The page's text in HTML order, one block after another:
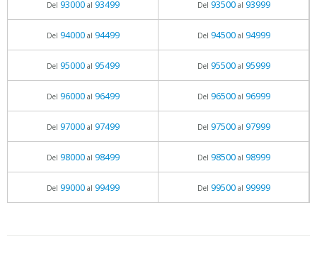
Del 93000al 93499 Del 93500al 93999
Del 94000al 94499 Del 94500al 94999
Del 95000al 95499 Del 95500al 95999
Del 96000al 96499 Del 96500al 96999
Del 97000al 97499 Del 97500al 97999
Del 98000al 98499 Del 98500al 98999
Del 99000al 99499 Del 99500al 99999